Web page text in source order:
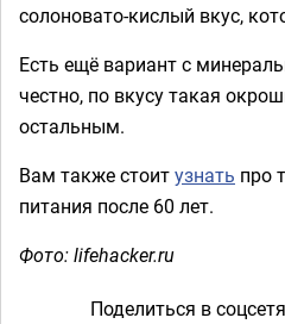
солоновато-кислый вкус,
Есть ещё вариант с
честно, по вкусу такая
остальным.
Вам также стоитузнать про
питания после 60 лет.
Фото: lifehacker.ru
Поделиться в